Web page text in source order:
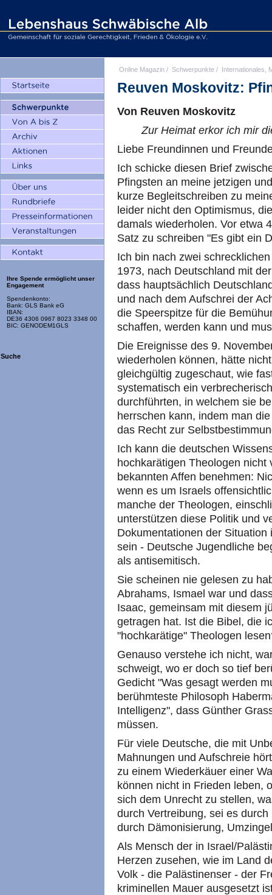
Ihre Spende ermöglicht unser
Engagement
Spendenkonto:
Bank: GLS Bank eG
IBAN:
DE36 4306 0967 8023 3348 00
BIC: GENODEM1GLS
Suche
Online Magazin / Schwerpunkte / Internationales,
Reuven Moskovitz:
Von Reuven Moskovitz
Zur Heimat erkor ich mir
Liebe Freundinnen und
Ich schicke diesen Brief
Pfingsten an meine jetzigen
kurze Begleitschreiben zu
leider nicht den Optimismus,
damals wiederholen. Vor etwa
Satz zu schreiben "Es gibt ein
Ich bin nach zwei
1973, nach Deutschland mit
dass hauptsächlich
und nach dem Aufschrei der
die Speerspitze für die
schaffen, werden kann und
Die Ereignisse des 9.
wiederholen können, hätte
gleichgültig zugeschaut, wie
systematisch ein
durchführten, in welchem sie
herrschen kann, indem man
das Recht zur
Ich kann die deutschen
hochkarätigen Theologen
bekannten Affen benehmen:
wenn es um Israels
manche der Theologen,
unterstützen diese Politik und
Dokumentationen der
sein - Deutsche Jugendliche
als antisemitisch.
Sie scheinen nie gelesen zu
Abrahams, Ismael war und
Isaac, gemeinsam mit diesem
getragen hat. Ist die Bibel, die
"hochkarätige" Theologen
Genauso verstehe ich nicht,
schweigt, wo er doch so tief
Gedicht "Was gesagt werden
berühmteste Philosoph
Intelligenz", dass Günther
müssen.
Für viele Deutsche, die mit
Mahnungen und Aufschreie
zu einem Wiederkäuer einer
können nicht in Frieden leben,
sich dem Unrecht zu stellen,
durch Vertreibung, sei es
durch Dämonisierung,
Als Mensch der in Israel/
Herzen zusehen, wie im Land
Volk - die Palästinenser - der
kriminellen Mauer ausgesetzt